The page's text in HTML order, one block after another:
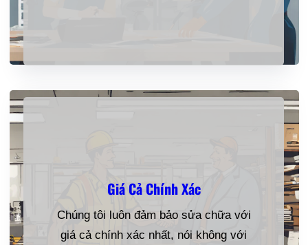
Giá Cả Chính Xác
Chúng tôi luôn đảm bảo sửa chữa với
giá cả chính xác nhất, nói không với